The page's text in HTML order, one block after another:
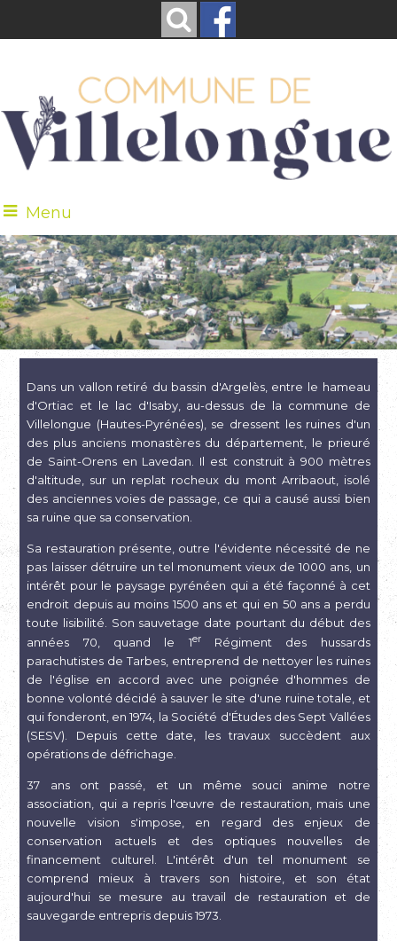
Menu
Dans un vallon retiré du bassin d'Argelès, entre le hameau
d'Ortiac et le lac d'Isaby, au-dessus de la commune de
Villelongue (Hautes-Pyrénées), se dressent les ruines d'un
des plus anciens monastères du département, le prieuré
de Saint-Orens en Lavedan. Il est construit à 900 mètres
d'altitude, sur un replat rocheux du mont Arribaout, isolé
des anciennes voies de passage, ce qui a causé aussi bien
sa ruine que sa conservation.
Sa restauration présente, outre l'évidente nécessité de ne
pas laisser détruire un tel monument vieux de 1000 ans, un
intérêt pour le paysage pyrénéen qui a été façonné à cet
endroit depuis au moins 1500 ans et qui en 50 ans a perdu
toute lisibilité. Son sauvetage date pourtant du début des
années 70, quand le 1erRégiment des hussards
parachutistes de Tarbes, entreprend de nettoyer les ruines
de l'église en accord avec une poignée d'hommes de
bonne volonté décidé à sauver le site d'une ruine totale, et
qui fonderont, en 1974, la Société d'Études des Sept Vallées
(SESV). Depuis cette date, les travaux suc­cèdent aux
opérations de défrichage.
37 ans ont passé, et un même souci anime notre
association, qui a repris l'œuvre de restauration, mais une
nouvelle vision s'impose, en regard des enjeux de
conservation actuels et des optiques nouvelles de
financement culturel. L'intérêt d'un tel monument se
comprend mieux à travers son histoire, et son état
aujourd'hui se mesure au travail de restauration et de
sauvegarde entrepris depuis 1973.